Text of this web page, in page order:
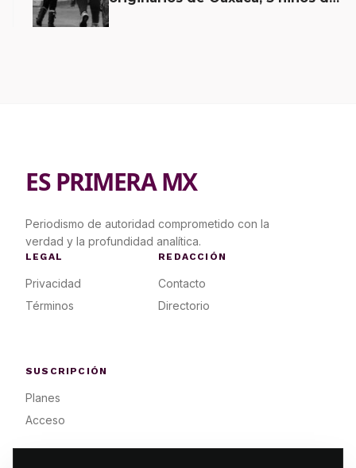
ES PRIMERA MX
Periodismo de autoridad comprometido con la
verdad y la profundidad analítica.
LEGAL
Privacidad
Términos
REDACCIÓN
Contacto
Directorio
SUSCRIPCIÓN
Planes
Acceso